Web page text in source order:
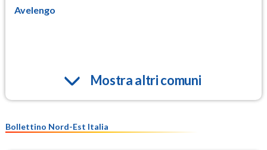
Avelengo
Mostra altri comuni
Bollettino Nord-Est Italia